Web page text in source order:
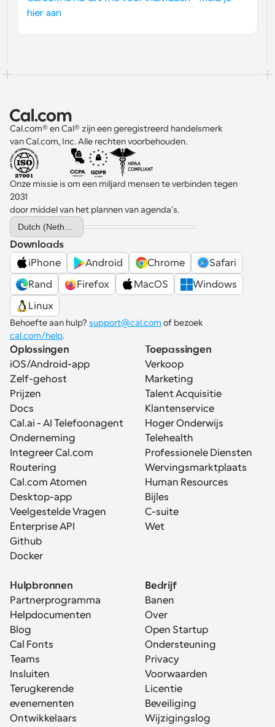
hier aan
Cal.com® en Cal® zijn een geregistreerd handelsmerk
van Cal.com, Inc. Alle rechten voorbehouden.
Onze missie is om een miljard mensen te verbinden tegen
2031
door middel van het plannen van agenda's.
Select Language
Downloads
iPhone
Android Chrome
Safari
Rand
Firefox MacOS
Windows
Linux
Behoefte aan hulp? support@cal.com
cal.com/help.
Oplossingen
iOS/Android-app
Zelf-gehost
Prijzen
Docs
Cal.ai - AI Telefoonagent
Onderneming
Integreer Cal.com
Routering
Cal.com Atomen
Desktop-app
Veelgestelde Vragen
Enterprise API
Github
Docker
Toepassingen
Verkoop
Marketing
Talent Acquisitie
Klantenservice
Hoger Onderwijs
Telehealth
Professionele Diensten
Wervingsmarktplaats
Human Resources
Bijles
C-suite
Wet
Hulpbronnen
Partnerprogramma
Helpdocumenten
Blog
Cal Fonts
Teams
Insluiten
Terugkerende
evenementen
Ontwikkelaars
Bedrijf
Banen
Over
Open Startup
Ondersteuning
Privacy
Voorwaarden
Licentie
Beveiliging
Wijzigingslog